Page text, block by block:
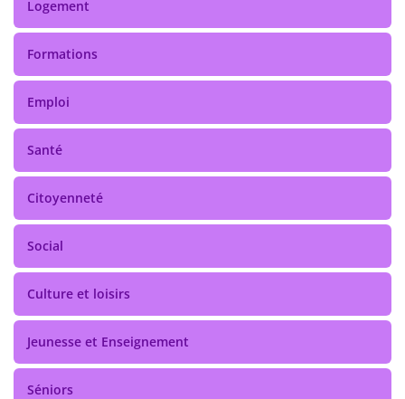
Logement
Formations
Emploi
Santé
Citoyenneté
Social
Culture et loisirs
Jeunesse et Enseignement
Séniors